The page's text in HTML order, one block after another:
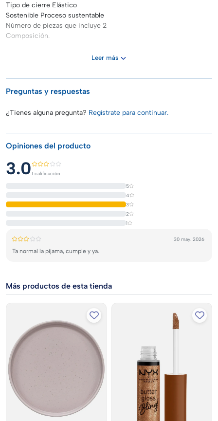
Tipo de cierre Elástico
Sostenible Proceso sustentable
Número de piezas que incluye 2
Composición.
Leer más
Preguntas y respuestas
¿Tienes alguna pregunta? Regístrate para continuar.
Opiniones del producto
3.01 calificación
5
4
3
2
1
30 may. 2026
Ta normal la pijama, cumple y ya.
Más productos de esta tienda